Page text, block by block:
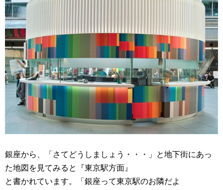
銀座から、「さてどうしましょう・・・」と地下街にあっ
た地図を見てみると『東京駅方面』
と書かれています。「銀座って東京駅のお隣だよ